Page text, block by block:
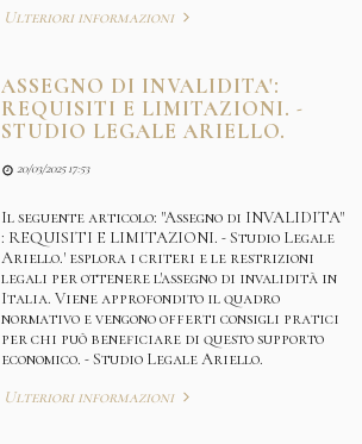
Ulteriori informazioni
ASSEGNO DI INVALIDITA':
REQUISITI E LIMITAZIONI. -
STUDIO LEGALE ARIELLO.
20/03/2025 17:53
Il seguente articolo: "Assegno di INVALIDITA"
: REQUISITI E LIMITAZIONI. - Studio Legale
Ariello.' esplora i criteri e le restrizioni
legali per ottenere l'assegno di invalidità in
Italia. Viene approfondito il quadro
normativo e vengono offerti consigli pratici
per chi può beneficiare di questo supporto
economico. - Studio Legale Ariello.
Ulteriori informazioni